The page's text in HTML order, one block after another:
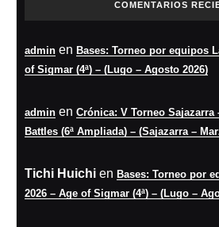
COMENTARIOS
admin en Bases: Torneo por equipos
of Sigmar (4ª) – (Lugo – Agosto 2026)
admin en Crónica: V Torneo Sajazarra
Battles (6ª Ampliada) – (Sajazarra –
Tichi Huichi en Bases: Torneo por
2026 – Age of Sigmar (4ª) – (Lugo –